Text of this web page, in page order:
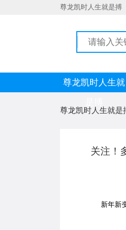
尊龙凯时人生就是搏
尊龙凯时人生就
尊龙凯时人生就是
关注！
新年新变